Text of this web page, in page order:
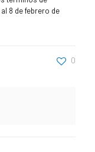
8 de febrero de
0